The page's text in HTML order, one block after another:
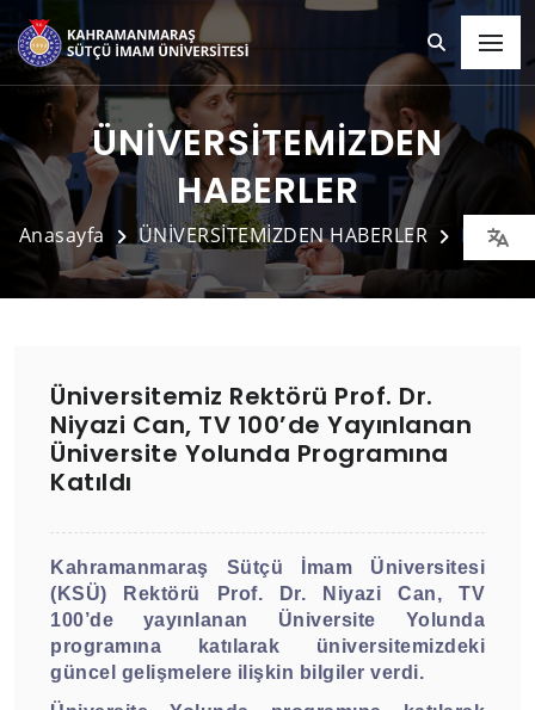
ÜNİVERSİTEMİZDEN
HABERLER
Anasayfa ÜNİVERSİTEMİZDEN HABERLER Detay
Üniversitemiz Rektörü Prof. Dr.
Niyazi Can, TV 100’de Yayınlanan
Üniversite Yolunda Programına
Katıldı
Kahramanmaraş Sütçü İmam Üniversitesi
(KSÜ) Rektörü Prof. Dr. Niyazi Can, TV
100’de yayınlanan Üniversite Yolunda
programına katılarak üniversitemizdeki
güncel gelişmelere ilişkin bilgiler verdi.